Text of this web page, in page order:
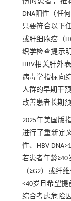
DNA阳性（任
只要符合以下
或肝细胞癌（
织学检查提示
HBV相关肝外
病毒学指标向
人群的早期干
改善患者长期预
2025年美国版
进行了重新定
性、HBV
若患者年龄
（≥G2）或纤
<40岁且希望提
综合考虑危险